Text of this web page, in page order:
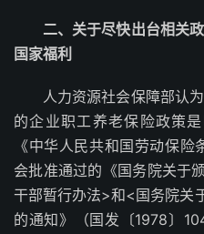
二、关于尽快出台相关
国家福利
人力资源社会保障部认
的企业职工养老保险政策
《中华人民共和国劳动保
会批准通过的《国务院关于
干部暂行办法>和<国务院关
的通知》（国发〔1978〕